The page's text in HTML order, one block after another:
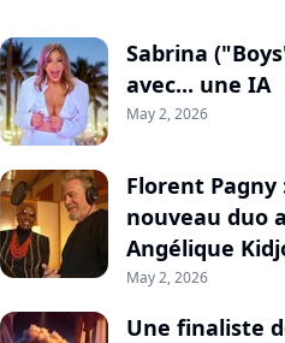
Sabrina
avec... une IA
May 2, 2026
Florent Pagny
nouveau duo
Angélique
May 2, 2026
Une finaliste